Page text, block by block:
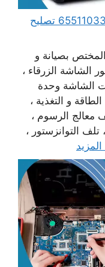
مهندس كمبيوتر العارضية الصناعية 65511033 تصليح
بصيانة و
الشاشة الزرقاء ،
الشاشة وحدة
و التغذية ،
معالج الرسوم ،
التوانزستور ،
المزيد